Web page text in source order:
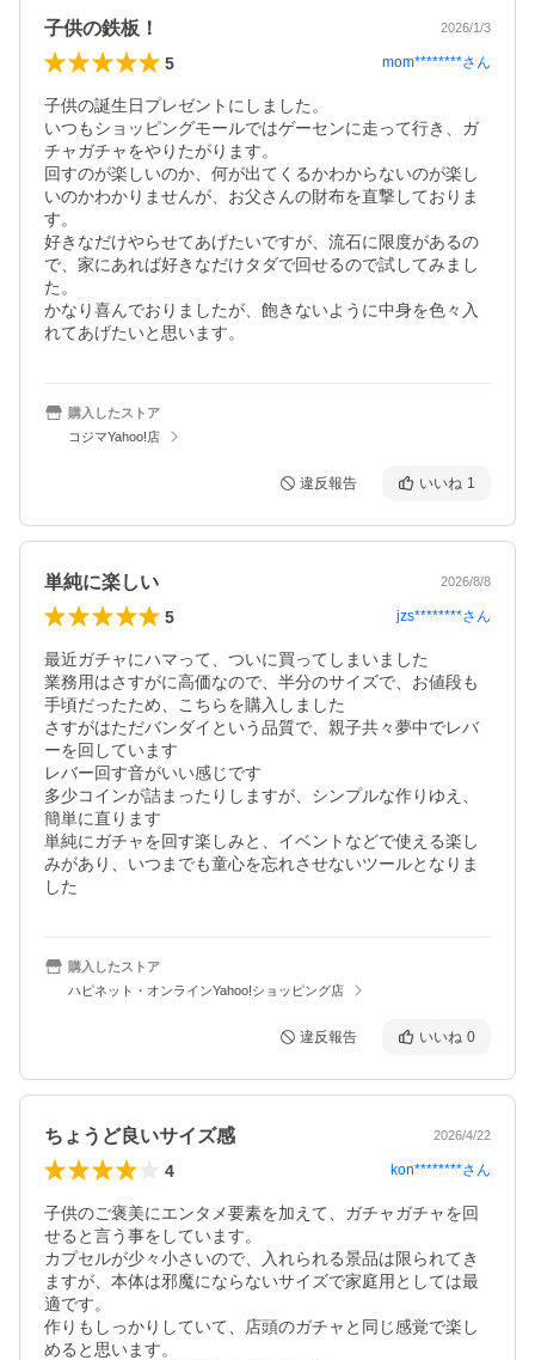
子供の鉄板！ 2026/1/3
5 mom********さん
子供の誕生日プレゼントにしました。
いつもショッピングモールではゲーセンに走って行き、ガ
チャガチャをやりたがります。
回すのが楽しいのか、何が出てくるかわからないのが楽し
いのかわかりませんが、お父さんの財布を直撃しておりま
す。
好きなだけやらせてあげたいですが、流石に限度があるの
で、家にあれば好きなだけタダで回せるので試してみまし
た。
かなり喜んでおりましたが、飽きないように中身を色々入
れてあげたいと思います。
購入したストア
コジマYahoo!店
違反報告 いいね 1
単純に楽しい 2026/8/8
5 jzs********さん
最近ガチャにハマって、ついに買ってしまいました
業務用はさすがに高価なので、半分のサイズで、お値段も
手頃だったため、こちらを購入しました
さすがはただバンダイという品質で、親子共々夢中でレバ
ーを回しています
レバー回す音がいい感じです
多少コインが詰まったりしますが、シンプルな作りゆえ、
簡単に直ります
単純にガチャを回す楽しみと、イベントなどで使える楽し
みがあり、いつまでも童心を忘れさせないツールとなりま
した
購入したストア
ハピネット・オンラインYahoo!ショッピング店
違反報告 いいね 0
ちょうど良いサイズ感 2026/4/22
4 kon********さん
子供のご褒美にエンタメ要素を加えて、ガチャガチャを回
せると言う事をしています。
カプセルが少々小さいので、入れられる景品は限られてき
ますが、本体は邪魔にならないサイズで家庭用としては最
適です。
作りもしっかりしていて、店頭のガチャと同じ感覚で楽し
めると思います。